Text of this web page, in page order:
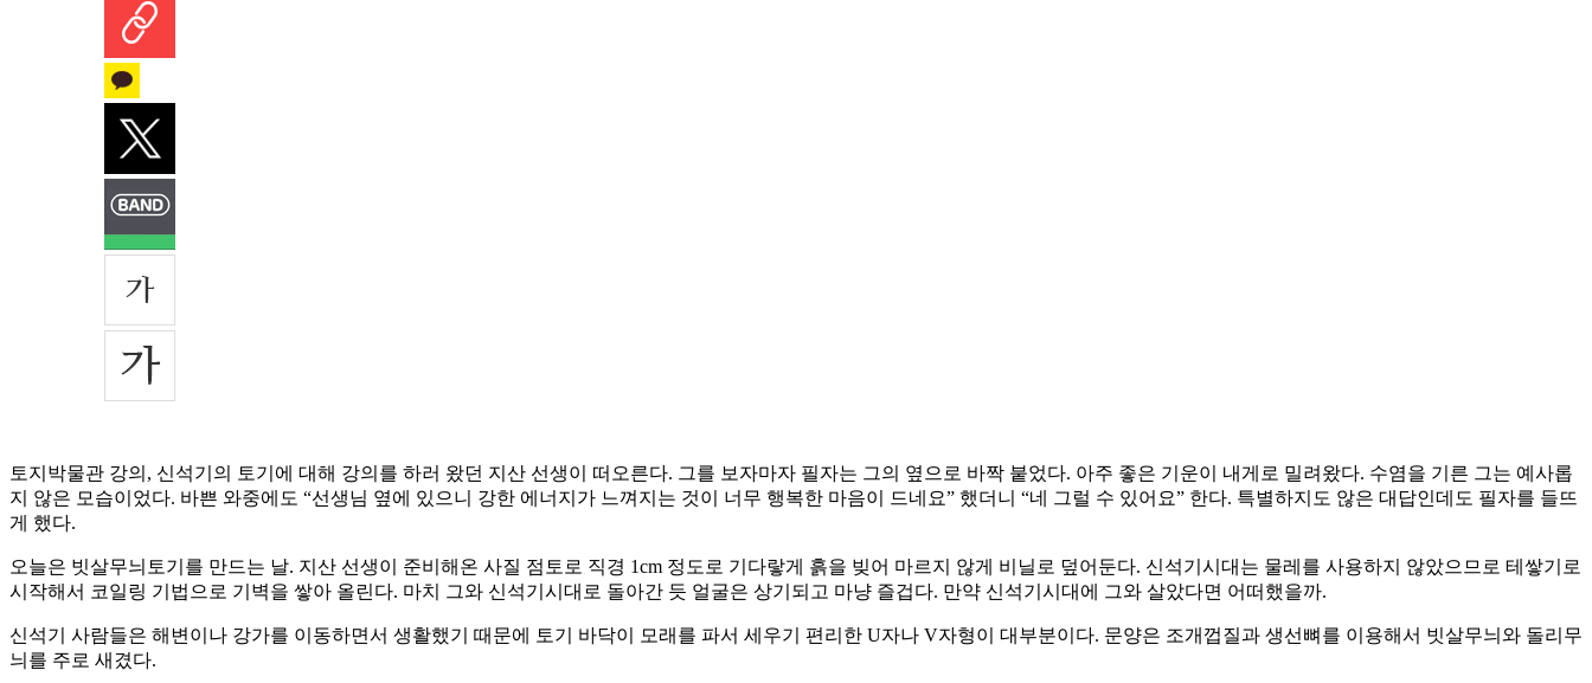
토지박물관 강의, 신석기의 토기에 대해 강의를 하러 왔던 지산 선생이 떠오른다. 그를 보자마자 필자는 그의 옆으로 바짝 붙었다. 아주 좋은 기운이 내게로 밀려왔다. 수염을 기른 그는 예사롭
지 않은 모습이었다. 바쁜 와중에도 “선생님 옆에 있으니 강한 에너지가 느껴지는 것이 너무 행복한 마음이 드네요” 했더니 “네 그럴 수 있어요” 한다. 특별하지도 않은 대답인데도 필자를 들뜨
게 했다.
오늘은 빗살무늬토기를 만드는 날. 지산 선생이 준비해온 사질 점토로 직경 1cm 정도로 기다랗게 흙을 빚어 마르지 않게 비닐로 덮어둔다. 신석기시대는 물레를 사용하지 않았으므로 테쌓기로
시작해서 코일링 기법으로 기벽을 쌓아 올린다. 마치 그와 신석기시대로 돌아간 듯 얼굴은 상기되고 마냥 즐겁다. 만약 신석기시대에 그와 살았다면 어떠했을까.
신석기 사람들은 해변이나 강가를 이동하면서 생활했기 때문에 토기 바닥이 모래를 파서 세우기 편리한 U자나 V자형이 대부분이다. 문양은 조개껍질과 생선뼈를 이용해서 빗살무늬와 돌리무
늬를 주로 새겼다.